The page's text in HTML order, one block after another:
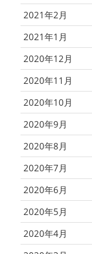
2021年2月
2021年1月
2020年12月
2020年11月
2020年10月
2020年9月
2020年8月
2020年7月
2020年6月
2020年5月
2020年4月